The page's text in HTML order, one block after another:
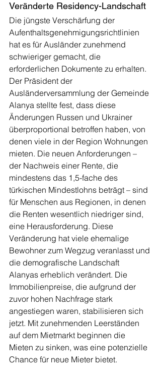
Veränderte Residency-Landschaft
Die jüngste Verschärfung der
Aufenthaltsgenehmigungsrichtlinien
hat es für Ausländer zunehmend
schwieriger gemacht, die
erforderlichen Dokumente zu erhalten.
Der Präsident der
Ausländerversammlung der Gemeinde
Alanya stellte fest, dass diese
Änderungen Russen und Ukrainer
überproportional betroffen haben, von
denen viele in der Region Wohnungen
mieten. Die neuen Anforderungen –
der Nachweis einer Rente, die
mindestens das 1,5-fache des
türkischen Mindestlohns beträgt – sind
für Menschen aus Regionen, in denen
die Renten wesentlich niedriger sind,
eine Herausforderung. Diese
Veränderung hat viele ehemalige
Bewohner zum Wegzug veranlasst und
die demografische Landschaft
Alanyas erheblich verändert. Die
Immobilienpreise, die aufgrund der
zuvor hohen Nachfrage stark
angestiegen waren, stabilisieren sich
jetzt. Mit zunehmenden Leerständen
auf dem Mietmarkt beginnen die
Mieten zu sinken, was eine potenzielle
Chance für neue Mieter bietet.